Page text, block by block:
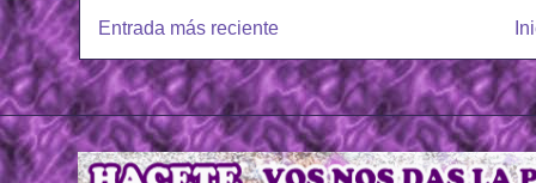
Entrada más reciente